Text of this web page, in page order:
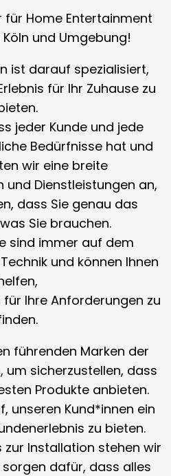
für Home Entertainment
und Umgebung!
ist darauf spezialisiert,
für Ihr Zuhause zu
jeder Kunde und jede
Bedürfnisse hat und
wir eine breite
und Dienstleistungen an,
dass Sie genau das
Sie brauchen.
sind immer auf dem
und können Ihnen
Ihre Anforderungen zu
führenden Marken der
um sicherzustellen, dass
Produkte anbieten.
unseren Kund*innen ein
zu bieten.
Installation stehen wir
sorgen dafür, dass alles